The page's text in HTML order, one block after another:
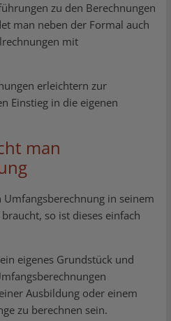
zu den Berechnungen
man neben der Formal auch
mit
erleichtern zur
Einstieg in die eigenen
man
in seinem
so ist dieses einfach
eigenes Grundstück und
Ausbildung oder einem
zu berechnen sein.